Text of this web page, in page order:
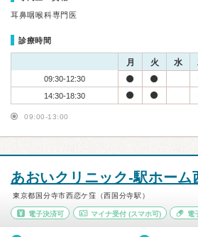
耳鼻咽喉科専門医
診療時間
月 火 水
09:30-12:30
14:30-18:30
09:00-13:00
あおいクリニック-駅ホーム
東京都国分寺市西恋ケ窪（西国分寺駅）
電子決済可 マイナ受付(スマホ可) 電